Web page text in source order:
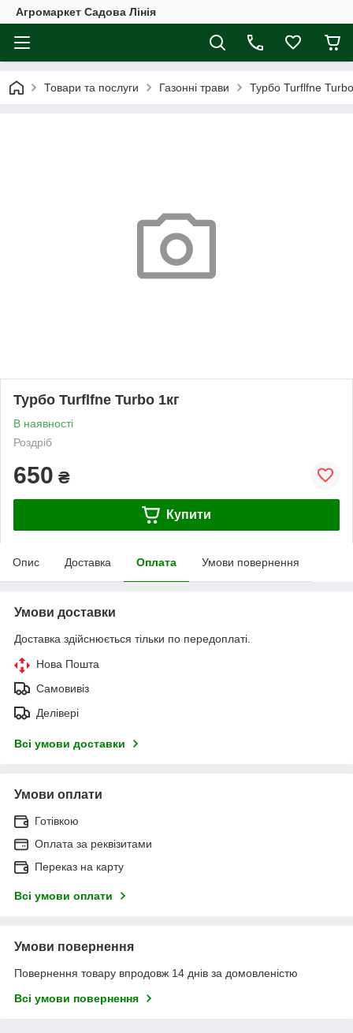
Агромаркет Садова Лінія
Товари та послуги Газонні трави Турбо Turflfne
Турбо Turflfne Turbo 1кг
В наявності
Роздріб
650 ₴
Купити
Опис Доставка Оплата Умови повернення
Умови доставки
Доставка здійснюється тільки по передоплаті.
Нова Пошта
Самовивіз
Делівері
Всі умови доставки
Умови оплати
Готівкою
Оплата за реквізитами
Переказ на карту
Всі умови оплати
Умови повернення
Повернення товару впродовж 14 днів за домовленістю
Всі умови повернення